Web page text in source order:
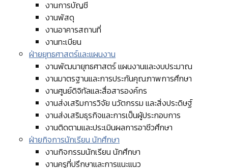
งานการบัญชี
งานพัสดุ
งานอาคารสถานที่
งานทะเบียน
ฝ่ายยุทธศาสตร์และแผนงาน
งานพัฒนายุทธศาสตร์ แผนงานและงบประมาณ
งานมาตรฐานและการประกันคุณภาพการศึกษา
งานศูนย์ดิจิทัลและสื่อสารองค์กร
งานส่งเสริมการวิจัย นวัตกรรม และสิ่งประดิษฐ์
งานส่งเสริมธุรกิจและการเป็นผู้ประกอบการ
งานติดตามและประเมินผลการอาชีวศึกษา
ฝ่ายกิจการนักเรียน นักศึกษา
งานกิจกรรมนักเรียน นักศึกษา
งานครูที่ปรึกษาและการแนะแนว